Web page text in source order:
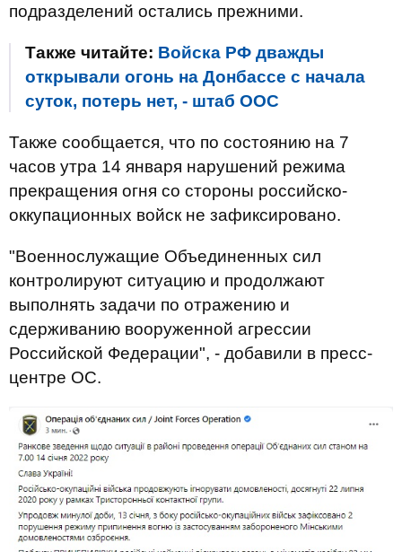
подразделений остались прежними.
Также читайте: Войска РФ дважды
открывали огонь на Донбассе с начала
суток, потерь нет, - штаб ООС
Также сообщается, что по состоянию на 7
часов утра 14 января нарушений режима
прекращения огня со стороны российско-
оккупационных войск не зафиксировано.
"Военнослужащие Объединенных сил
контролируют ситуацию и продолжают
выполнять задачи по отражению и
сдерживанию вооруженной агрессии
Российской Федерации", - добавили в пресс-
центре ОС.